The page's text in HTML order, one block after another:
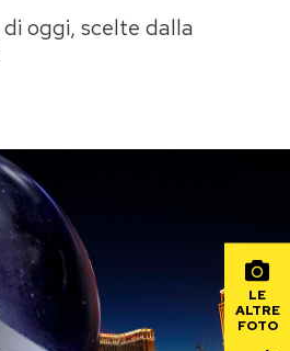
Consumismi
Mondiali calcio 2026
oggi, scelte dalla
LE
ALTRE
FOTO